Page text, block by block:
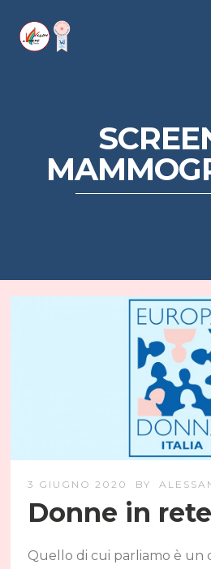
3 GIUGNO 2020 BY
Donne in rete
Quello di cui parliamo è